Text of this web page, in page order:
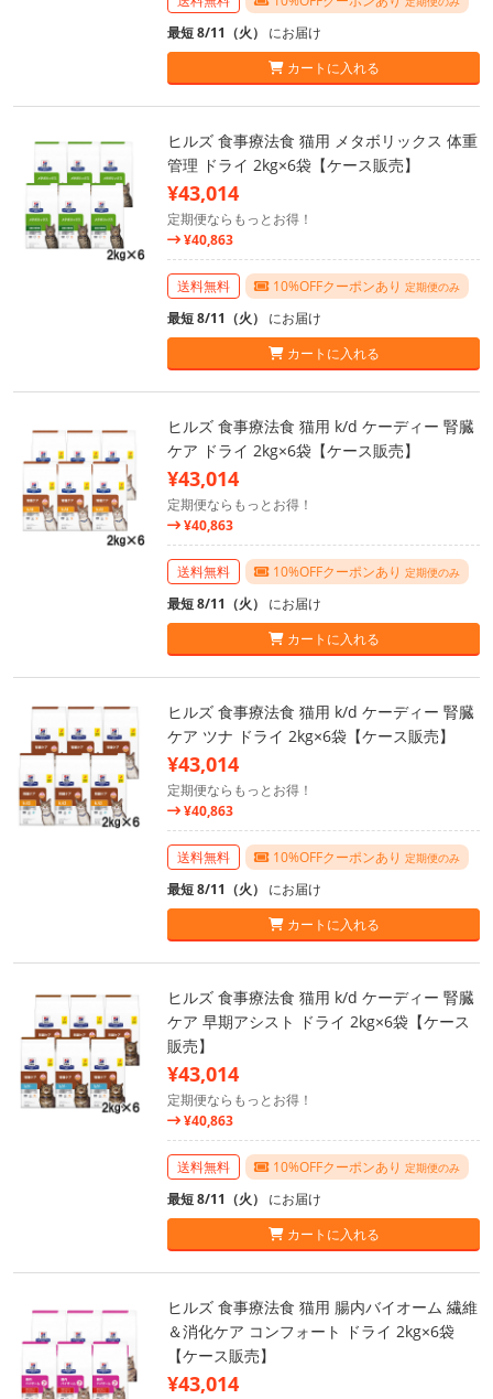
最短 8/11（火） にお届け
カートに入れる
ヒルズ 食事療法食 猫用 メタボリックス 体重
管理 ドライ 2kg×6袋【ケース販売】
¥43,014
定期便ならもっとお得！
¥40,863
送料無料 10%OFFクーポンあり 定期便のみ
最短 8/11（火） にお届け
カートに入れる
ヒルズ 食事療法食 猫用 k/d ケーディー 腎臓
ケア ドライ 2kg×6袋【ケース販売】
¥43,014
定期便ならもっとお得！
¥40,863
送料無料 10%OFFクーポンあり 定期便のみ
最短 8/11（火） にお届け
カートに入れる
ヒルズ 食事療法食 猫用 k/d ケーディー 腎臓
ケア ツナ ドライ 2kg×6袋【ケース販売】
¥43,014
定期便ならもっとお得！
¥40,863
送料無料 10%OFFクーポンあり 定期便のみ
最短 8/11（火） にお届け
カートに入れる
ヒルズ 食事療法食 猫用 k/d ケーディー 腎臓
ケア 早期アシスト ドライ 2kg×6袋【ケース
販売】
¥43,014
定期便ならもっとお得！
¥40,863
送料無料 10%OFFクーポンあり 定期便のみ
最短 8/11（火） にお届け
カートに入れる
ヒルズ 食事療法食 猫用 腸内バイオーム 繊維
＆消化ケア コンフォート ドライ 2kg×6袋
【ケース販売】
¥43,014